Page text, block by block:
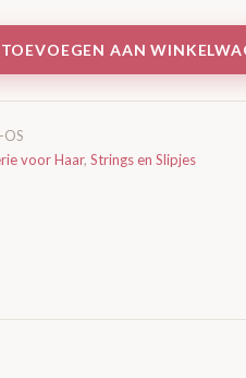
TOEVOEGEN AAN
voor Haar, Strings en Slipjes